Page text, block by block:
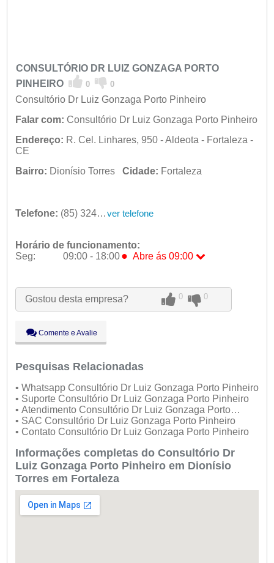
CONSULTÓRIO DR LUIZ GONZAGA PORTO
PINHEIRO
0 0
Consultório Dr Luiz Gonzaga Porto Pinheiro
Falar com: Consultório Dr Luiz Gonzaga Porto Pinheiro
Endereço: R. Cel. Linhares, 950 - Aldeota - Fortaleza -
CE
Bairro: Dionísio Torres Cidade: Fortaleza
Telefone: (85) 3244-3174 ver telefone
Horário de funcionamento:
Seg:
09:00 - 18:00 ● Abre ás 09:00
Qua:
09:00 - 18:00
Qui:
09:00 - 18:00
Sáb:
Dom:
Fechado
Gostou desta empresa? 0 0
Comente e Avalie
Pesquisas Relacionadas
• Whatsapp Consultório Dr Luiz Gonzaga Porto Pinheiro
• Suporte Consultório Dr Luiz Gonzaga Porto Pinheiro
• Atendimento Consultório Dr Luiz Gonzaga Porto
Pinheiro
• SAC Consultório Dr Luiz Gonzaga Porto Pinheiro
• Contato Consultório Dr Luiz Gonzaga Porto Pinheiro
Informações completas do Consultório Dr
Luiz Gonzaga Porto Pinheiro em Dionísio
Torres em Fortaleza